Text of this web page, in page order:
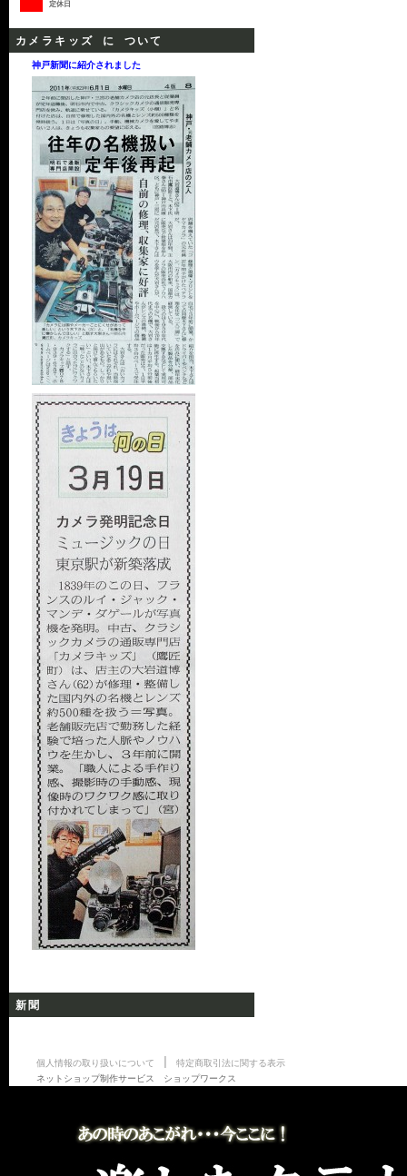
定休日
カメラキッズ に ついて
神戸新聞に紹介されました
新聞
個人情報の取り扱いについて
特定商取引法に関する表示
ネットショップ制作サービス ショップワークス